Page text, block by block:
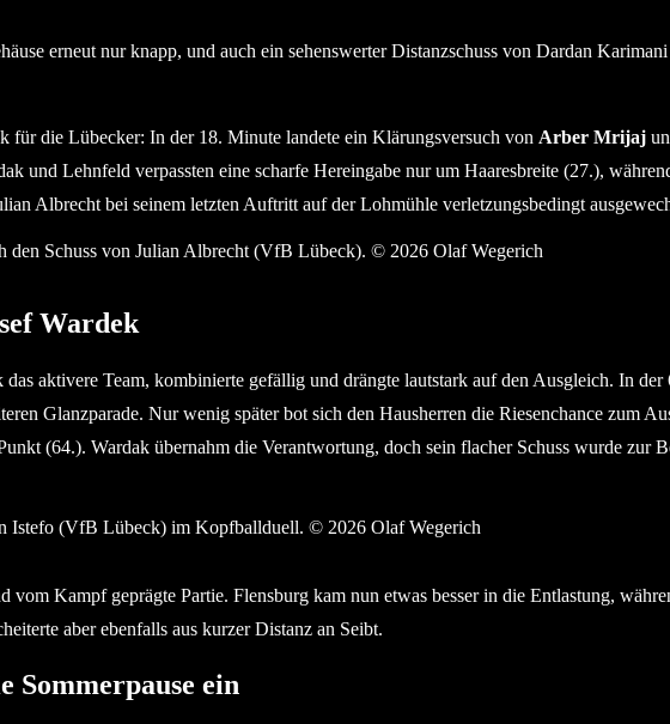
erneut nur knapp, und auch ein sehenswerter Distanzschuss von Dardan
für die Lübecker: In der 18. Minute landete ein Klärungsversuch von Arber Mrijaj
und Lehnfeld verpassten eine scharfe Hereingabe nur um Haaresbreite (27.),
Albrecht bei seinem letzten Auftritt auf der Lohmühle verletzungsbedingt
Wardek
aktivere Team, kombinierte gefällig und drängte lautstark auf den Ausgleich. In
Glanzparade. Nur wenig später bot sich den Hausherren die Riesenchance zum
(64.). Wardak übernahm die Verantwortung, doch sein flacher Schuss wurde zur
vom Kampf geprägte Partie. Flensburg kam nun etwas besser in die Entlastung,
aber ebenfalls aus kurzer Distanz an Seibt.
Sommerpause ein